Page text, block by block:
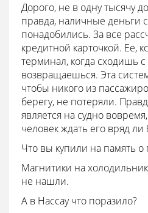
Дорого, не в одну тысячу
правда, наличные деньги
понадобились. За все
кредитной карточкой. Ее,
терминал, когда сходишь с
возвращаешься. Эта
чтобы никого из
берегу, не потеряли.
является на судно
человек ждать его вряд ли
Что вы купили на память о
Магнитики на
не нашли.
А в Нассау что поразило?